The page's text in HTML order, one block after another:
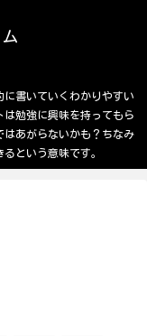
に書いていくわかりやすい
勉強に興味を持ってもら
はあがらないかも？ちなみ
という意味です。